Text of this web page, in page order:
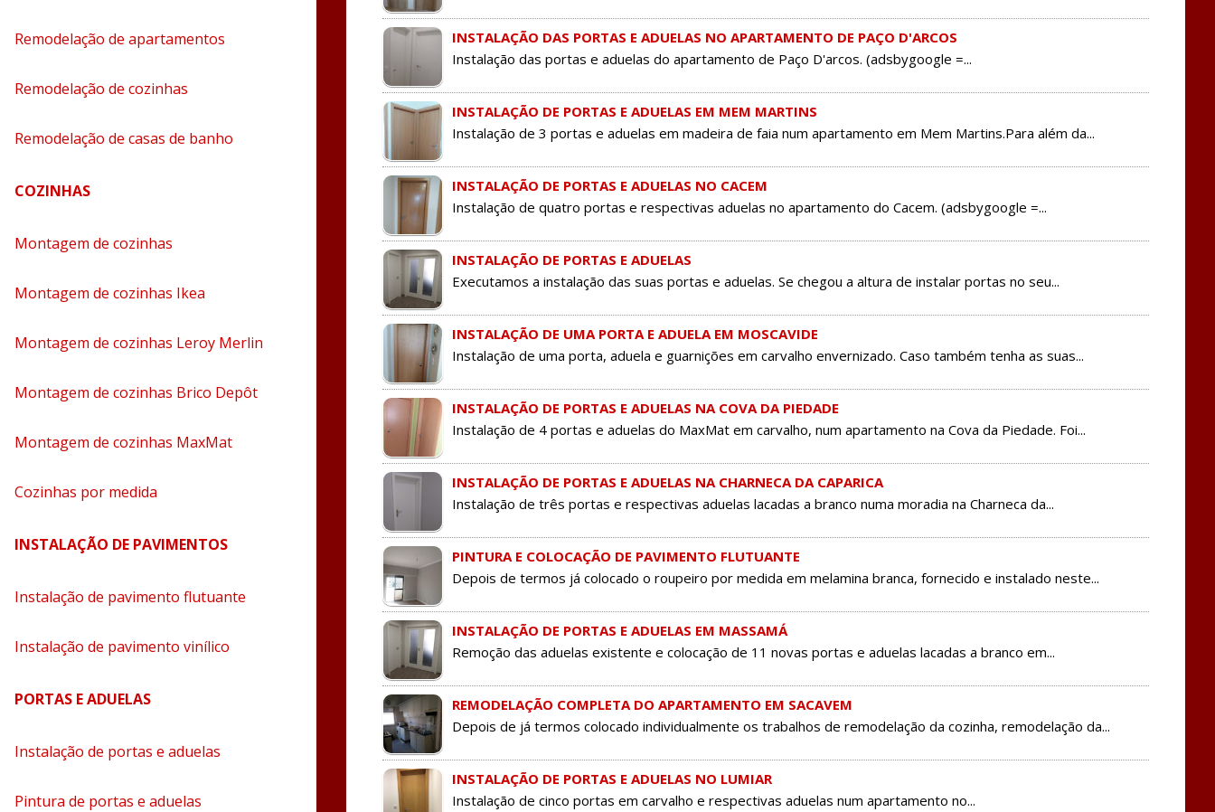
INSTALAÇÃO DAS PORTAS E ADUELAS NO APARTAMENTO DE PAÇO D'ARCOS
Instalação das portas e aduelas do apartamento de Paço D'arcos. (adsbygoogle =...
INSTALAÇÃO DE PORTAS E ADUELAS EM MEM MARTINS
Instalação de 3 portas e aduelas em madeira de faia num apartamento em Mem Martins.Para além da...
INSTALAÇÃO DE PORTAS E ADUELAS NO CACEM
Instalação de quatro portas e respectivas aduelas no apartamento do Cacem. (adsbygoogle =...
INSTALAÇÃO DE PORTAS E ADUELAS
Executamos a instalação das suas portas e aduelas. Se chegou a altura de instalar portas no seu...
INSTALAÇÃO DE UMA PORTA E ADUELA EM MOSCAVIDE
Instalação de uma porta, aduela e guarnições em carvalho envernizado. Caso também tenha as suas...
INSTALAÇÃO DE PORTAS E ADUELAS NA COVA DA PIEDADE
Instalação de 4 portas e aduelas do MaxMat em carvalho, num apartamento na Cova da Piedade. Foi...
INSTALAÇÃO DE PORTAS E ADUELAS NA CHARNECA DA CAPARICA
Instalação de três portas e respectivas aduelas lacadas a branco numa moradia na Charneca da...
PINTURA E COLOCAÇÃO DE PAVIMENTO FLUTUANTE
Depois de termos já colocado o roupeiro por medida em melamina branca, fornecido e instalado neste...
INSTALAÇÃO DE PORTAS E ADUELAS EM MASSAMÁ
Remoção das aduelas existente e colocação de 11 novas portas e aduelas lacadas a branco em...
REMODELAÇÃO COMPLETA DO APARTAMENTO EM SACAVEM
Depois de já termos colocado individualmente os trabalhos de remodelação da cozinha, remodelação da...
INSTALAÇÃO DE PORTAS E ADUELAS NO LUMIAR
Instalação de cinco portas em carvalho e respectivas aduelas num apartamento no...
Remodelação de apartamentos
Remodelação de cozinhas
Remodelação de casas de banho
COZINHAS
Montagem de cozinhas
Montagem de cozinhas Ikea
Montagem de cozinhas Leroy Merlin
Montagem de cozinhas Brico Depôt
Montagem de cozinhas MaxMat
Cozinhas por medida
INSTALAÇÃO DE PAVIMENTOS
Instalação de pavimento flutuante
Instalação de pavimento vinílico
PORTAS E ADUELAS
Instalação de portas e aduelas
Pintura de portas e aduelas